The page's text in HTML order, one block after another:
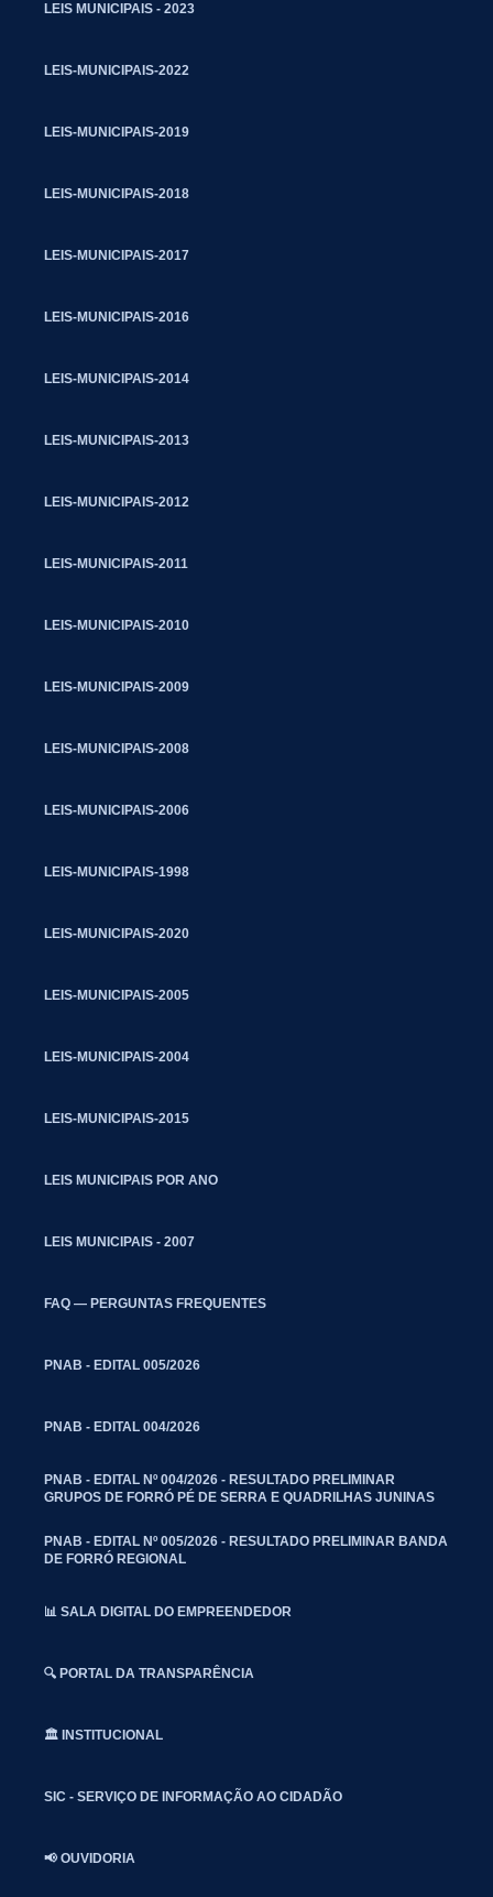
LEIS MUNICIPAIS - 2023
LEIS-MUNICIPAIS-2022
LEIS-MUNICIPAIS-2019
LEIS-MUNICIPAIS-2018
LEIS-MUNICIPAIS-2017
LEIS-MUNICIPAIS-2016
LEIS-MUNICIPAIS-2014
LEIS-MUNICIPAIS-2013
LEIS-MUNICIPAIS-2012
LEIS-MUNICIPAIS-2011
LEIS-MUNICIPAIS-2010
LEIS-MUNICIPAIS-2009
LEIS-MUNICIPAIS-2008
LEIS-MUNICIPAIS-2006
LEIS-MUNICIPAIS-1998
LEIS-MUNICIPAIS-2020
LEIS-MUNICIPAIS-2005
LEIS-MUNICIPAIS-2004
LEIS-MUNICIPAIS-2015
LEIS MUNICIPAIS POR ANO
LEIS MUNICIPAIS - 2007
FAQ — PERGUNTAS FREQUENTES
PNAB - EDITAL 005/2026
PNAB - EDITAL 004/2026
PNAB - EDITAL Nº 004/2026 - RESULTADO PRELIMINAR
GRUPOS DE FORRÓ PÉ DE SERRA E QUADRILHAS JUNINAS
PNAB - EDITAL Nº 005/2026 - RESULTADO PRELIMINAR BANDA
DE FORRÓ REGIONAL
📊 SALA DIGITAL DO EMPREENDEDOR
🔍 PORTAL DA TRANSPARÊNCIA
🏛️ INSTITUCIONAL
SIC - SERVIÇO DE INFORMAÇÃO AO CIDADÃO
📢 OUVIDORIA